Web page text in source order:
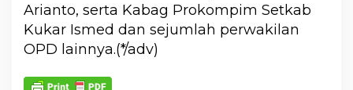
Arianto, serta Kabag Prokompim Setkab
Kukar Ismed dan sejumlah perwakilan
OPD lainnya.(*/adv)